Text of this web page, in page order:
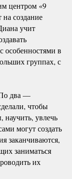
центром «9
создание
учит
особенностями в
группах, с
По два —
чтобы
научить, увлечь
могут создать
заканчиваются,
заниматься
их